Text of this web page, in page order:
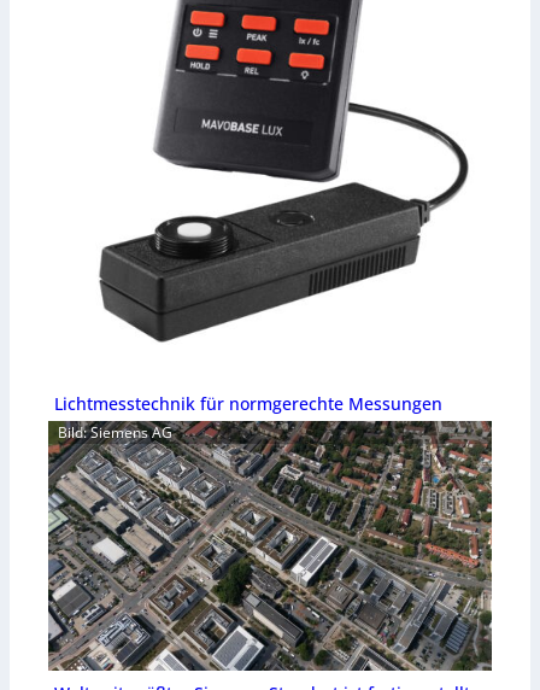
Lichtmesstechnik für normgerechte Messungen
Bild: Siemens AG